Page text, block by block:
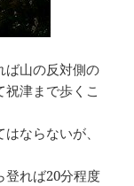
ば山の反対側の
津まで歩くこ
ならないが、
登れば20分程度